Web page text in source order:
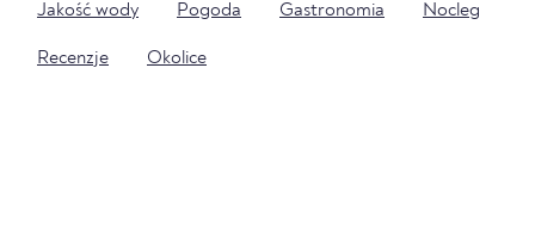
Jakość wody Pogoda Gastronomia Nocleg
Recenzje Okolice